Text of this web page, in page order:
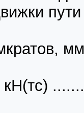
пути
кН(тс)